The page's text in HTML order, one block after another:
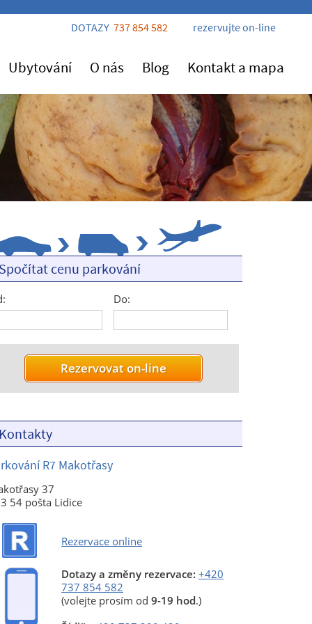
cenu parkování
Do:
R7 Makotřasy
37
54 pošta Lidice
Rezervace online
Dotazy a změny rezervace:+420
737 854 582
(volejte prosím od9-19 hod.)
DOTAZY 737 854 582 rezervujte on-line
Ubytování O nás Blog Kontakt a mapa